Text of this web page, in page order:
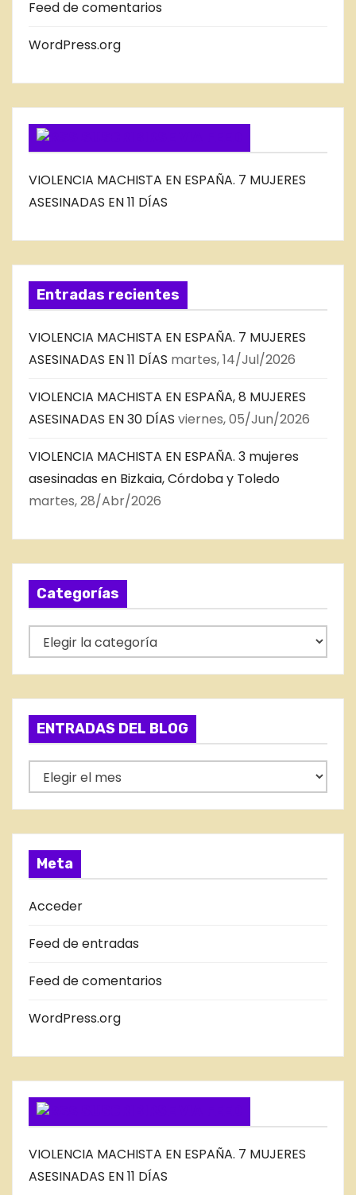
B
O
G
Feed de comentarios
WordPress.org
VIOLENCIA MACHISTA EN ESPAÑA. 7 MUJERES
ASESINADAS EN 11 DÍAS
Entradas recientes
VIOLENCIA MACHISTA EN ESPAÑA. 7 MUJERES
ASESINADAS EN 11 DÍAS martes, 14/Jul/2026
VIOLENCIA MACHISTA EN ESPAÑA, 8 MUJERES
ASESINADAS EN 30 DÍAS viernes, 05/Jun/2026
VIOLENCIA MACHISTA EN ESPAÑA. 3 mujeres
asesinadas en Bizkaia, Córdoba y Toledo
martes, 28/Abr/2026
Categorías
a
t
e
o
í
a
s
ENTRADAS DEL BLOG
N
T
R
D
A
D
B
O
G
Meta
Acceder
Feed de entradas
Feed de comentarios
WordPress.org
VIOLENCIA MACHISTA EN ESPAÑA. 7 MUJERES
ASESINADAS EN 11 DÍAS